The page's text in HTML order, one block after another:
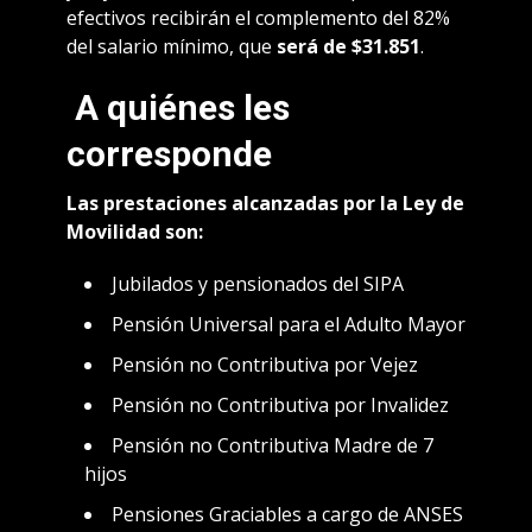
efectivos recibirán el complemento del 82%
del salario mínimo, que será de $31.851.
A quiénes les
corresponde
Las prestaciones alcanzadas por la Ley de
Movilidad son:
Jubilados y pensionados del SIPA
Pensión Universal para el Adulto Mayor
Pensión no Contributiva por Vejez
Pensión no Contributiva por Invalidez
Pensión no Contributiva Madre de 7
hijos
Pensiones Graciables a cargo de ANSES